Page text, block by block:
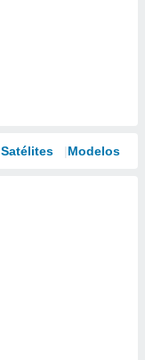
Satélites Modelos